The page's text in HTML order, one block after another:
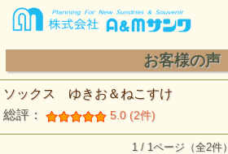
お客様の声
ソックス ゆきお＆ねこすけ
総評：
5.0 (2件)
1 / 1ページ（全2件）